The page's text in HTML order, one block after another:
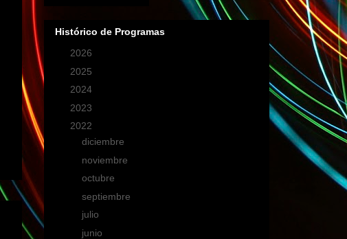
Histórico de Programas
2026
2025
2024
2023
2022
diciembre
noviembre
octubre
septiembre
julio
junio